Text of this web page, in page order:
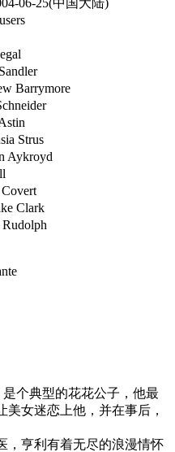
Clark
个典型的花花公子，他最
女迷恋上他，并在事后，
，亨利有着无尽的浪漫情怀